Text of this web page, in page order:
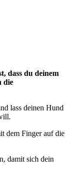
dass du deinem
die
lass deinen Hund
dem Finger auf die
damit sich dein